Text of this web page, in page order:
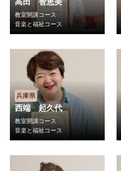
教室開講コース
音楽と福祉コース
兵庫県
西端 起久代
教室開講コース
音楽と福祉コース